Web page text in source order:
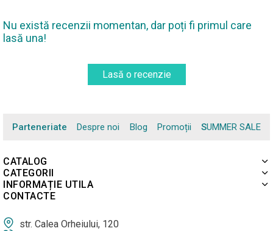
Nu există recenzii momentan, dar poți fi primul care
lasă una!
Lasă o recenzie
Parteneriate Despre noi Blog Promoții SUMMER SALE
CATALOG
CATEGORII
INFORMAȚIE UTILA
CONTACTE
str. Calea Orheiului, 120